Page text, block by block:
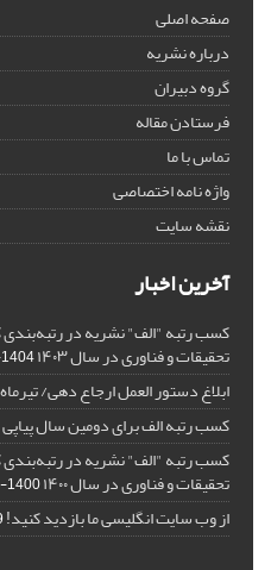
صفحه اصلی
درباره نشریه
گروه دبیران
فرستادن مقاله
تماس با ما
واژه نامه اختصاصی
نقشه سایت
آخرین اخبار
کسب رتبه "الف" نشریه در
تحقیقات و فناوری در سال ۱۴۰۳ 1404-07-07
ابلاغ دستور العمل ارجاع دهی/ تیرماه 1402
کسب رتبه الف برای دومین سال پیاپی
کسب رتبه "الف" نشریه در
تحقیقات و فناوری در سال ۱۴۰۰ 1400-04-27
از وب سایت انگلیسی ما بازدید کنید!